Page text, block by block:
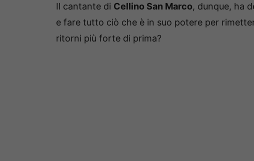
Il cantante di Cellino San Marco, dunque, ha
e fare tutto ciò che è in suo potere per
ritorni più forte di prima?